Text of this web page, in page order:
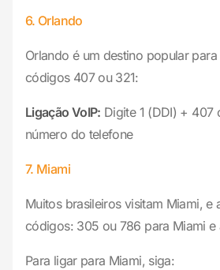
6. Orlando
Orlando é um destino popular
códigos 407 ou 321:
Ligação VoIP: Digite 1 (DDI) + 407
número do telefone
7. Miami
Muitos brasileiros visitam Miami, e
códigos: 305 ou 786 para Miami e
Para ligar para Miami, siga: